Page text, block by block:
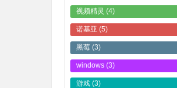
视频精灵 (4)
诺基亚 (5)
黑莓 (3)
windows (3)
游戏 (3)